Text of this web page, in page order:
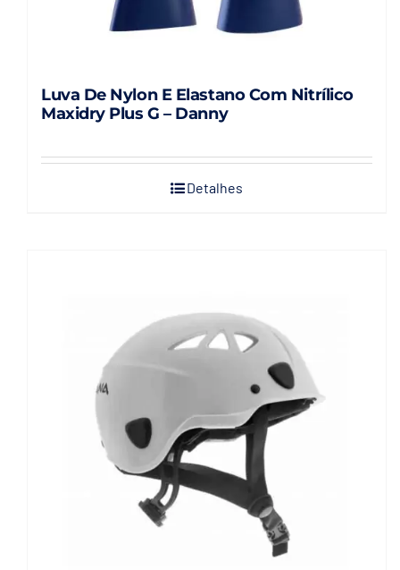
Luva De Nylon E Elastano Com Nitrílico
Maxidry Plus G – Danny
Detalhes